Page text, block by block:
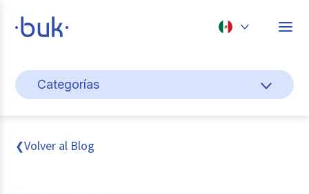
Perú
Categorías
Gestión de personas
Cultura y bienestar laboral
❮Volver al Blog